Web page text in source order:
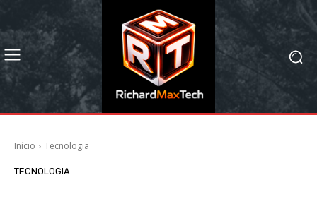
Início Tecnologia
TECNOLOGIA